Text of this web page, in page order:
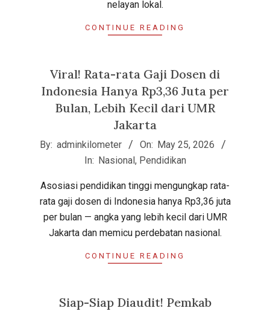
nelayan lokal.
CONTINUE READING
Viral! Rata-rata Gaji Dosen di
Indonesia Hanya Rp3,36 Juta per
Bulan, Lebih Kecil dari UMR
Jakarta
2026-
By: adminkilometer On: May 25, 2026
In: Nasional , Pendidikan
Asosiasi pendidikan tinggi mengungkap rata-
rata gaji dosen di Indonesia hanya Rp3,36 juta
per bulan — angka yang lebih kecil dari UMR
Jakarta dan memicu perdebatan nasional.
CONTINUE READING
Siap-Siap Diaudit! Pemkab